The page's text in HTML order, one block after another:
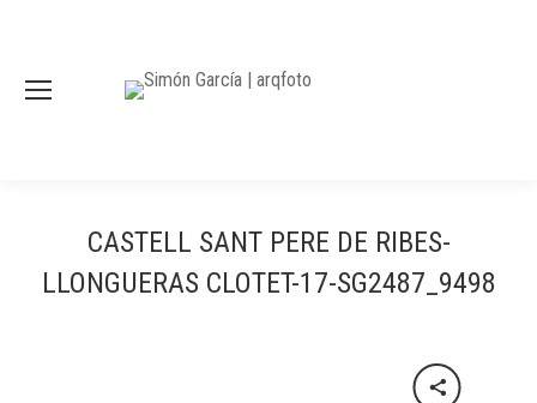
CASTELL SANT PERE DE RIBES-
LLONGUERAS CLOTET-17-SG2487_9498